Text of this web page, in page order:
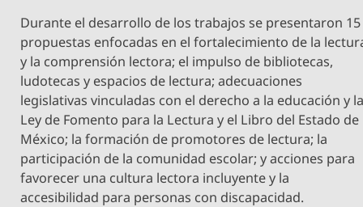
Durante el desarrollo de los trabajos se presentaron 15
propuestas enfocadas en el fortalecimiento de la
y la comprensión lectora; el impulso de bibliotecas,
ludotecas y espacios de lectura; adecuaciones
legislativas vinculadas con el derecho a la educación y
Ley de Fomento para la Lectura y el Libro del Estado de
México; la formación de promotores de lectura; la
participación de la comunidad escolar; y acciones para
favorecer una cultura lectora incluyente y la
accesibilidad para personas con discapacidad.